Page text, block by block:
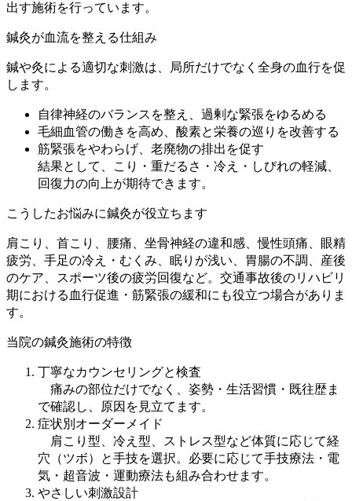
出す施術を行っています。
鍼灸が血流を整える仕組み
鍼や灸による適切な刺激は、局所だけでなく全身の血行を促
します。
自律神経のバランスを整え、過剰な緊張をゆるめる
毛細血管の働きを高め、酸素と栄養の巡りを改善する
筋緊張をやわらげ、老廃物の排出を促す
結果として、こり・重だるさ・冷え・しびれの軽減、
回復力の向上が期待できます。
こうしたお悩みに鍼灸が役立ちます
肩こり、首こり、腰痛、坐骨神経の違和感、慢性頭痛、眼精
疲労、手足の冷え・むくみ、眠りが浅い、胃腸の不調、産後
のケア、スポーツ後の疲労回復など。交通事故後のリハビリ
期における血行促進・筋緊張の緩和にも役立つ場合がありま
す。
当院の鍼灸施術の特徴
丁寧なカウンセリングと検査
痛みの部位だけでなく、姿勢・生活習慣・既往歴ま
で確認し、原因を見立てます。
症状別オーダーメイド
肩こり型、冷え型、ストレス型など体質に応じて経
穴（ツボ）と手技を選択。必要に応じて手技療法・電
気・超音波・運動療法も組み合わせます。
やさしい刺激設計